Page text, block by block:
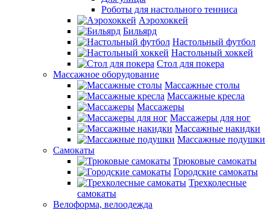
Роботы для настольного тенниса
Аэрохоккей
Бильярд
Настольный футбол
Настольный хоккей
Стол для покера
Массажное оборудование
Массажные столы
Массажные кресла
Массажеры
Массажеры для ног
Массажные накидки
Массажные подушки
Самокаты
Трюковые самокаты
Городские самокаты
Трехколесные
самокаты
Велоформа, велоодежда